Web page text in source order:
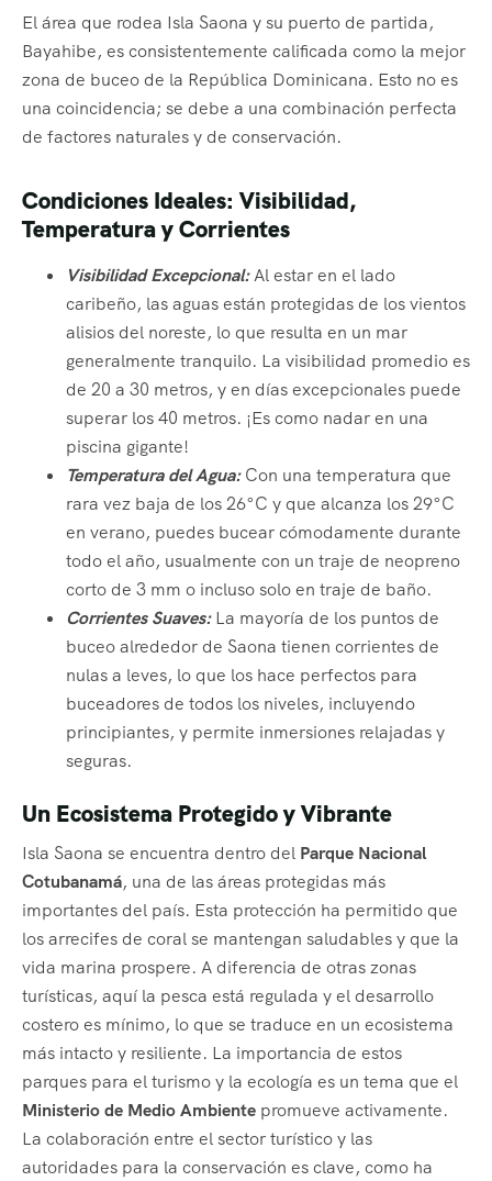
El área que rodea Isla Saona y su puerto de partida,
Bayahibe, es consistentemente calificada como la mejor
zona de buceo de la República Dominicana. Esto no es
una coincidencia; se debe a una combinación perfecta
de factores naturales y de conservación.
Condiciones Ideales: Visibilidad,
Temperatura y Corrientes
Visibilidad Excepcional:Al estar en el lado
caribeño, las aguas están protegidas de los vientos
alisios del noreste, lo que resulta en un mar
generalmente tranquilo. La visibilidad promedio es
de 20 a 30 metros, y en días excepcionales puede
superar los 40 metros. ¡Es como nadar en una
piscina gigante!
Temperatura del Agua:Con una temperatura que
rara vez baja de los 26°C y que alcanza los 29°C
en verano, puedes bucear cómodamente durante
todo el año, usualmente con un traje de neopreno
corto de 3 mm o incluso solo en traje de baño.
Corrientes Suaves:La mayoría de los puntos de
buceo alrededor de Saona tienen corrientes de
nulas a leves, lo que los hace perfectos para
buceadores de todos los niveles, incluyendo
principiantes, y permite inmersiones relajadas y
seguras.
Un Ecosistema Protegido y Vibrante
Isla Saona se encuentra dentro del Parque Nacional
Cotubanamá, una de las áreas protegidas más
importantes del país. Esta protección ha permitido que
los arrecifes de coral se mantengan saludables y que la
vida marina prospere. A diferencia de otras zonas
turísticas, aquí la pesca está regulada y el desarrollo
costero es mínimo, lo que se traduce en un ecosistema
más intacto y resiliente. La importancia de estos
parques para el turismo y la ecología es un tema que el
Ministerio de Medio Ambiente promueve activamente.
La colaboración entre el sector turístico y las
autoridades para la conservación es clave, como ha